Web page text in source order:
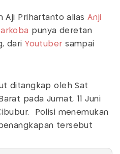
Aji Prihartanto aliasAnji
punya deretan
dariYoutuber sampai
ditangkap oleh Sat
pada Jumat, 11 Juni
Polisi menemukan
tersebut